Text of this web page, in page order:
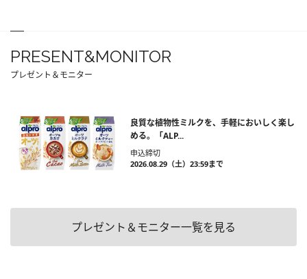
PRESENT&MONITOR
プレゼント＆モニター
良質な植物性ミルクを、手軽においしく楽し
める。「ALP...
申込締切
2026.08.29（土）23:59まで
プレゼント＆モニター一覧を見る